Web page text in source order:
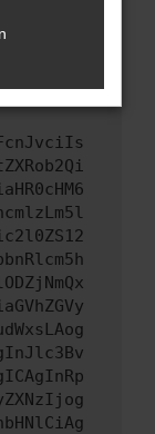
Du kannst
der